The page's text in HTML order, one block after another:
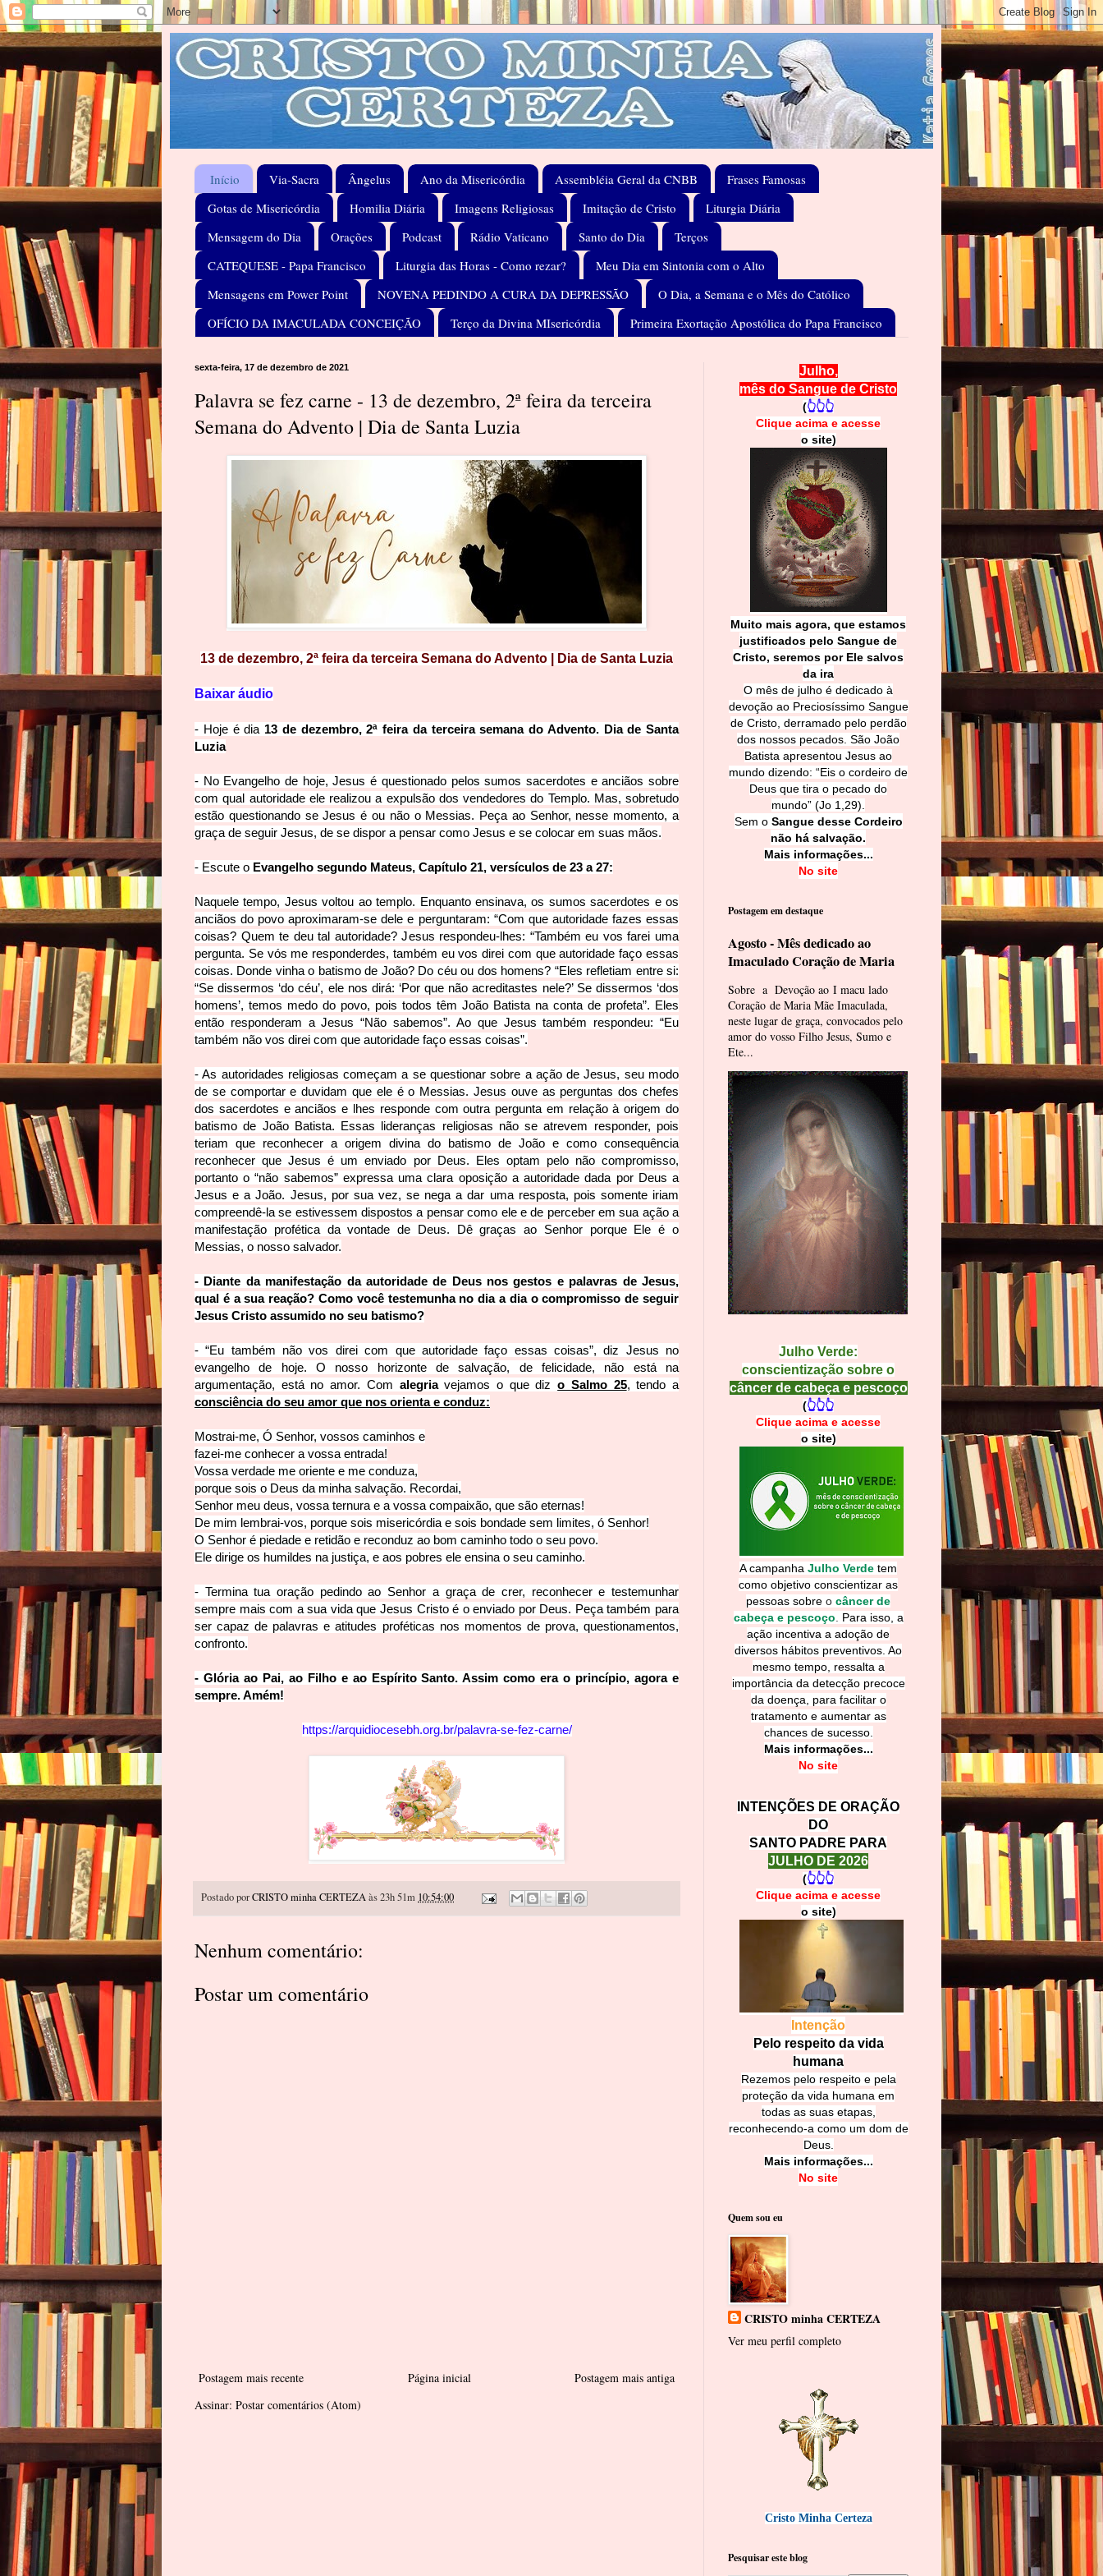
Início Via-Sacra Ângelus Ano da Misericórdia Assembléia Geral da CNBB
Frases Famosas
Gotas de Misericórdia
Homilia Diária Imagens Religiosas Imitação de Cristo
Liturgia Diária
Mensagem do Dia
Orações Podcast Rádio Vaticano Santo do Dia
Terços
CATEQUESE - Papa Francisco
Liturgia das Horas - Como rezar?
Meu Dia em Sintonia com o Alto
Mensagens em Power Point
NOVENA PEDINDO A CURA DA DEPRESSÃO
O Dia, a Semana e o Mês do Católico
OFÍCIO DA IMACULADA CONCEIÇÃO
Terço da Divina MIsericórdia Primeira Exortação Apostólica do Papa Francisco
sexta-feira, 17 de dezembro de 2021
Palavra se fez carne - 13 de dezembro, 2ª feira da terceira
Semana do Advento | Dia de Santa Luzia
13 de dezembro, 2ª feira da terceira Semana do Advento | Dia de Santa Luzia
Baixar áudio
- Hoje é dia 13 de dezembro, 2ª feira da terceira semana do Advento. Dia de Santa
Luzia
- No Evangelho de hoje, Jesus é questionado pelos sumos sacerdotes e anciãos sobre
com qual autoridade ele realizou a expulsão dos vendedores do Templo. Mas, sobretudo
estão questionando se Jesus é ou não o Messias. Peça ao Senhor, nesse momento, a
graça de seguir Jesus, de se dispor a pensar como Jesus e se colocar em suas mãos.
- Escute o Evangelho segundo Mateus, Capítulo 21, versículos de 23 a 27:
Naquele tempo, Jesus voltou ao templo. Enquanto ensinava, os sumos sacerdotes e os
anciãos do povo aproximaram-se dele e perguntaram: “Com que autoridade fazes essas
coisas? Quem te deu tal autoridade? Jesus respondeu-lhes: “Também eu vos farei uma
pergunta. Se vós me responderdes, também eu vos direi com que autoridade faço essas
coisas. Donde vinha o batismo de João? Do céu ou dos homens? “Eles refletiam entre si:
“Se dissermos ‘do céu’, ele nos dirá: ‘Por que não acreditastes nele?’ Se dissermos ‘dos
homens’, temos medo do povo, pois todos têm João Batista na conta de profeta”. Eles
então responderam a Jesus “Não sabemos”. Ao que Jesus também respondeu: “Eu
também não vos direi com que autoridade faço essas coisas”.
- As autoridades religiosas começam a se questionar sobre a ação de Jesus, seu modo
de se comportar e duvidam que ele é o Messias. Jesus ouve as perguntas dos chefes
dos sacerdotes e anciãos e lhes responde com outra pergunta em relação à origem do
batismo de João Batista. Essas lideranças religiosas não se atrevem responder, pois
teriam que reconhecer a origem divina do batismo de João e como consequência
reconhecer que Jesus é um enviado por Deus. Eles optam pelo não compromisso,
portanto o “não sabemos” expressa uma clara oposição a autoridade dada por Deus a
Jesus e a João. Jesus, por sua vez, se nega a dar uma resposta, pois somente iriam
compreendê-la se estivessem dispostos a pensar como ele e de perceber em sua ação a
manifestação profética da vontade de Deus. Dê graças ao Senhor porque Ele é o
Messias, o nosso salvador.
- Diante da manifestação da autoridade de Deus nos gestos e palavras de Jesus,
qual é a sua reação? Como você testemunha no dia a dia o compromisso de seguir
Jesus Cristo assumido no seu batismo?
- “Eu também não vos direi com que autoridade faço essas coisas”, diz Jesus no
evangelho de hoje. O nosso horizonte de salvação, de felicidade, não está na
argumentação, está no amor. Com alegriavejamos o que dizo Salmo 25, tendo a
consciência do seu amor que nos orienta e conduz:
Mostrai-me, Ó Senhor, vossos caminhos e
fazei-me conhecer a vossa entrada!
Vossa verdade me oriente e me conduza,
porque sois o Deus da minha salvação. Recordai,
Senhor meu deus, vossa ternura e a vossa compaixão, que são eternas!
De mim lembrai-vos, porque sois misericórdia e sois bondade sem limites, ó Senhor!
O Senhor é piedade e retidão e reconduz ao bom caminho todo o seu povo.
Ele dirige os humildes na justiça, e aos pobres ele ensina o seu caminho.
- Termina tua oração pedindo ao Senhor a graça de crer, reconhecer e testemunhar
sempre mais com a sua vida que Jesus Cristo é o enviado por Deus. Peça também para
ser capaz de palavras e atitudes proféticas nos momentos de prova, questionamentos,
confronto.
- Glória ao Pai, ao Filho e ao Espírito Santo. Assim como era o princípio, agora e
sempre. Amém!
https://arquidiocesebh.org.br/palavra-se-fez-carne/
Postado porCRISTO minha CERTEZAàs 23h 51m 10:54:00
Nenhum comentário:
Postar um comentário
Postagem mais recente Postagem mais antiga
Página inicial
Assinar: Postar comentários (Atom)
Julho,
mês do Sangue de Cristo
(👆👆👆
Clique acima e acesse
o site)
Muito mais agora, que estamos
justificados pelo Sangue de
Cristo, seremos por Ele salvos
da ira
O mês de julho é dedicado à
devoção ao Preciosíssimo Sangue
de Cristo, derramado pelo perdão
dos nossos pecados. São João
Batista apresentou Jesus ao
mundo dizendo: “Eis o cordeiro de
Deus que tira o pecado do
mundo” (Jo 1,29).
Sem o Sangue desse Cordeiro
não há salvação.
Mais informações...
No site
Postagem em destaque
Agosto - Mês dedicado ao
Imaculado Coração de Maria
Sobre a Devoção ao I macu lado
Coração de Maria Mãe Imaculada,
neste lugar de graça, convocados pelo
amor do vosso Filho Jesus, Sumo e
Ete...
Julho Verde:
conscientização sobre o
câncer de cabeça e pescoço
(👆👆👆
Clique acima e acesse
o site)
A campanha Julho Verde tem
como objetivo conscientizar as
pessoas sobre o câncer de
cabeça e pescoço
Para isso, a
ação incentiva a adoção de
diversos hábitos preventivos. Ao
mesmo tempo, ressalta a
importância da detecção precoce
da doença, para facilitar o
tratamento e aumentar as
chances de sucesso.
Mais informações...
No site
INTENÇÕES DE ORAÇÃO
DO
SANTO PADRE PARA
JULHO DE 2026
(👆👆👆
Clique acima e acesse
o site)
Intenção
Pelo respeito da vida
humana
Rezemos pelo respeito e pela
proteção da vida humana em
todas as suas etapas,
reconhecendo-a como um dom de
Deus.
Mais informações...
No site
Quem sou eu
CRISTO minha CERTEZA
Ver meu perfil completo
Cristo Minha Certeza
Pesquisar este blog